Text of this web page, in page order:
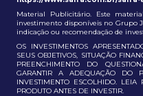
Material Publicitário. Este
investimento disponíveis no Grupo
indicação ou recomendação de
OS INVESTIMENTOS
SEUS OBJETIVOS, SITUAÇÃO
PREENCHIMENTO DO
GARANTIR A ADEQUAÇÃO DO
INVESTIMENTO ESCOLHIDO.
PRODUTO ANTES DE INVESTIR.